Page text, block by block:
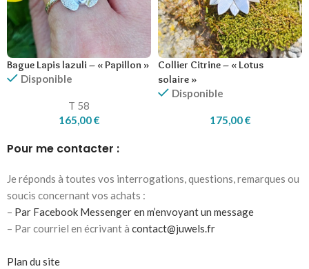
Bague Lapis lazuli – « Papillon »
Disponible
T 58
165,00€
Collier Citrine – « Lotus
solaire »
Disponible
175,00€
Pour me contacter :
Je réponds à toutes vos interrogations, questions, remarques ou
soucis concernant vos achats :
– Par Facebook Messenger en m’envoyant un message
– Par courriel en écrivant à contact@juwels.fr
Plan du site